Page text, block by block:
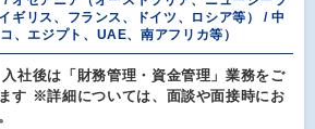
ギリス、フランス、ドイツ、ロシア等） / 中
、エジプト、UAE、南アフリカ等）
入社後は「財務管理・資金管理」業務をご
す ※詳細については、面談や面接時にお